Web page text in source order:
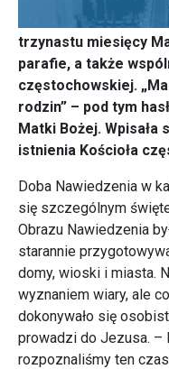
trzynastu miesięcy
parafie, a także
częstochowskiej.
rodzin” – pod tym
Matki Bożej. Wpisała
istnienia Kościoła
Doba Nawiedzenia w
się szczególnym
Obrazu Nawiedzenia
starannie
domy, wioski i miasta.
wyznaniem wiary, ale
dokonywało się
prowadzi do Jezusa. –
rozpoznaliśmy ten